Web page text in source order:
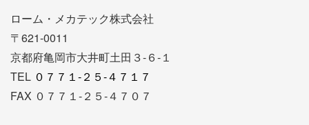
ローム・メカテック株式会社
〒621-0011
京都府亀岡市大井町土田３-６-１
TEL ０７７１-２５-４７１７
FAX ０７７１-２５-４７０７